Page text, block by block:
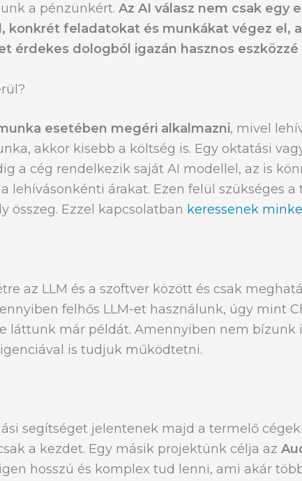
a pénzünkért. Az AI válasz nem csak egy
konkrét feladatokat és munkákat végez el,
érdekes dologból igazán hasznos eszközzé
esetében megéri alkalmazni, mivel
akkor kisebb a költség is. Egy oktatási
a cég rendelkezik saját AI modellel, az is
lehívásonkénti árakat. Ezen felül szükséges
összeg. Ezzel kapcsolatban keressenek
az LLM és a szoftver között és csak
felhős LLM-et használunk, úgy mint
láttunk már példát. Amennyiben nem bízunk
is tudjuk működtetni.
segítséget jelentenek majd a termelő
a kezdet. Egy másik projektünk célja az
hosszú és komplex tud lenni, ami akár